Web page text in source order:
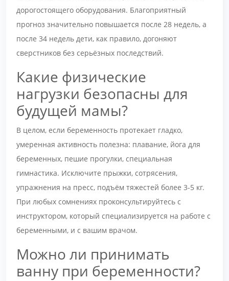
дорогостоящего оборудования. Благоприятный
прогноз значительно повышается после 28 недель, а
после 34 недель дети, как правило, догоняют
сверстников без серьёзных последствий.
Какие физические
нагрузки безопасны для
будущей мамы?
В целом, если беременность протекает гладко,
умеренная активность полезна: плавание, йога для
беременных, пешие прогулки, специальная
гимнастика. Исключите прыжки, сотрясения,
упражнения на пресс, подъём тяжестей более 3-5 кг.
При любых сомнениях проконсультируйтесь с
инструктором, который специализируется на работе с
беременными, и с вашим врачом.
Можно ли принимать
ванну при беременности?